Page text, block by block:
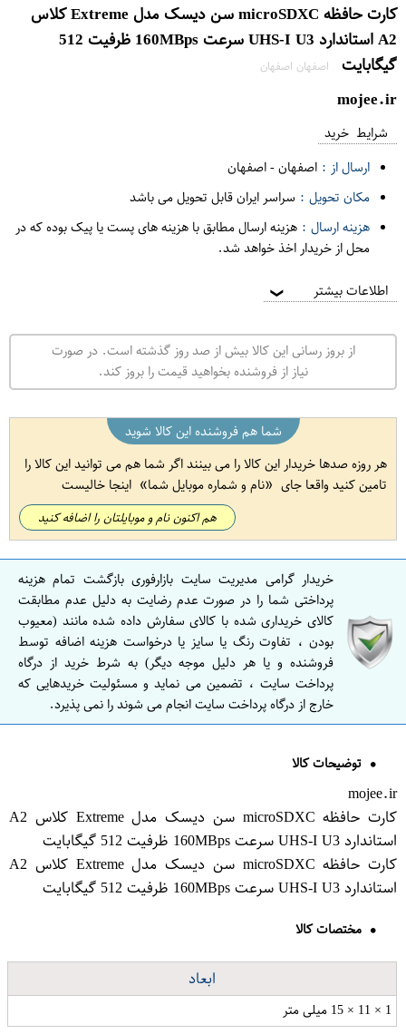
کارت حافظه microSDXC سن دیسک مدل Extreme کلاس
A2 استاندارد UHS-I U3 سرعت 160MBps ظرفیت 512
گیگابایت
اصفهان اصفهان
mojee.ir
شرایط خرید
ارسال از : اصفهان-اصفهان
مکان تحویل : سراسر ایران قابل تحویل می باشد
هزینه ارسال : هزینه ارسال مطابق با هزینه های پست یا پیک بوده که در
محل از خریدار اخذ خواهد شد.
اطلاعات بیشتر ❯
از بروز رسانی این کالا بیش از صد روز گذشته است. در صورت
نیاز از فروشنده بخواهید قیمت را بروز کند.
شما هم فروشنده این کالا شوید
هر روزه صدها خریدار این کالا را می بینند اگر شما هم می توانید این کالا را
تامین کنید واقعا جای
نام و شماره موبایل شما اینجا خالیست
هم اکنون نام و موبایلتان را اضافه کنید
خریدار گرامی مدیریت سایت بازارفوری بازگشت تمام هزینه
پرداختی شما را در صورت عدم رضایت به دلیل عدم مطابقت
کالای خریداری شده با کالای سفارش داده شده مانند (معیوب
بودن ، تفاوت رنگ یا سایز یا درخواست هزینه اضافه توسط
فروشنده و یا هر دلیل موجه دیگر) به شرط خرید از درگاه
پرداخت سایت ، تضمین می نماید و مسئولیت خریدهایی که
خارج از درگاه پرداخت سایت انجام می شوند را نمی پذیرد.
توضیحات کالا
mojee.ir
کارت حافظه microSDXC سن دیسک مدل Extreme کلاس A2
استاندارد UHS-I U3 سرعت 160MBps ظرفیت 512 گیگابایت
کارت حافظه microSDXC سن دیسک مدل Extreme کلاس A2
استاندارد UHS-I U3 سرعت 160MBps ظرفیت 512 گیگابایت
مختصات کالا
ابعاد
1 × 11 × 15 میلی متر